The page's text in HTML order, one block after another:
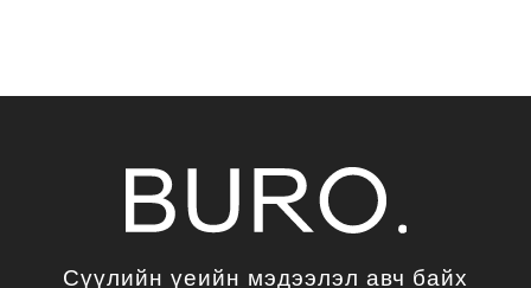
Сүүлийн үеийн мэдээлэл авч байх